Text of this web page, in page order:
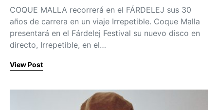
COQUE MALLA recorrerá en el FÁRDELEJ sus 30
años de carrera en un viaje Irrepetible. Coque Malla
presentará en el Fárdelej Festival su nuevo disco en
directo, Irrepetible, en el…
View Post